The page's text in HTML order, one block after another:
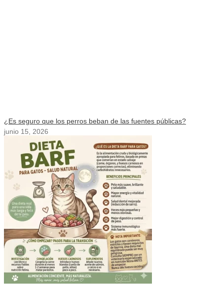
¿Es seguro que los perros beban de las fuentes públicas?
junio 15, 2026